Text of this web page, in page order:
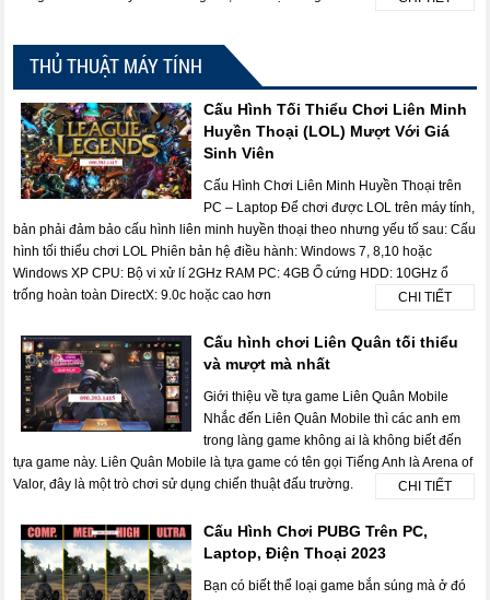
THỦ THUẬT MÁY TÍNH
Cấu Hình Tối Thiểu Chơi Liên Minh
Huyền Thoại (LOL) Mượt Với Giá
Sinh Viên
Cấu Hình Chơi Liên Minh Huyền Thoại trên
PC – Laptop Để chơi được LOL trên máy tính,
bản phải đảm bảo cấu hình liên minh huyền thoại theo nhưng yếu tố sau: Cấu
hình tối thiểu chơi LOL Phiên bản hệ điều hành: Windows 7, 8,10 hoặc
Windows XP CPU: Bộ vi xử lí 2GHz RAM PC: 4GB Ổ cứng HDD: 10GHz ổ
trống hoàn toàn DirectX: 9.0c hoặc cao hơn
CHI TIẾT
Cấu hình chơi Liên Quân tối thiểu
và mượt mà nhất
Giới thiệu về tựa game Liên Quân Mobile
Nhắc đến Liên Quân Mobile thì các anh em
trong làng game không ai là không biết đến
tựa game này. Liên Quân Mobile là tựa game có tên gọi Tiếng Anh là Arena of
Valor, đây là một trò chơi sử dụng chiến thuật đấu trường.
CHI TIẾT
Cấu Hình Chơi PUBG Trên PC,
Laptop, Điện Thoại 2023
Bạn có biết thể loại game bắn súng mà ở đó